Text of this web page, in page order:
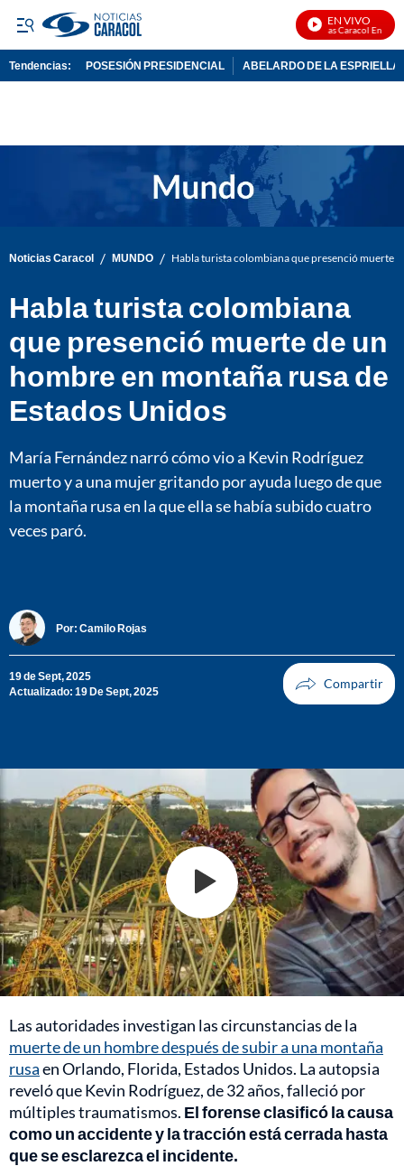
EN VIVO
Noticias Caracol En Vivo
Tendencias: POSESIÓN PRESIDENCIAL ABELARDO DE LA ESPRIELLA
Noticias Caracol / MUNDO / Habla turista colombiana que presenció muerte
Habla turista colombiana
que presenció muerte de un
hombre en montaña rusa de
Estados Unidos
María Fernández narró cómo vio a Kevin Rodríguez
muerto y a una mujer gritando por ayuda luego de que
la montaña rusa en la que ella se había subido cuatro
veces paró.
Por: Camilo Rojas
19 de Sept, 2025
Actualizado: 19 De Sept, 2025
Las autoridades investigan las circunstancias de la
muerte de un hombre después de subir a una montaña
rusaen Orlando, Florida, Estados Unidos. La autopsia
reveló que Kevin Rodríguez, de 32 años, falleció por
múltiples traumatismos. El forense clasificó la causa
como un accidente y la tracción está cerrada hasta
que se esclarezca el incidente.